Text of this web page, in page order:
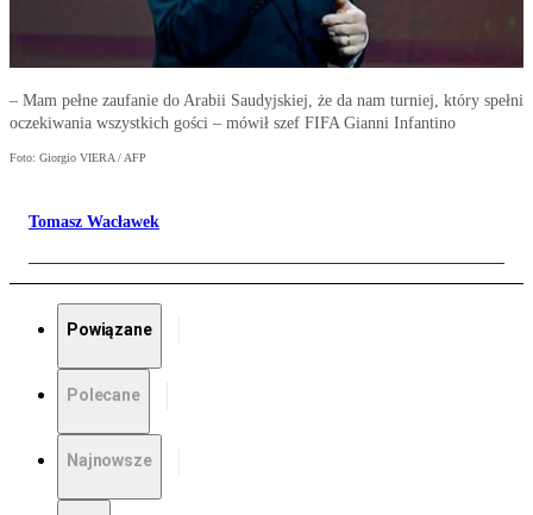
– Mam pełne zaufanie do Arabii Saudyjskiej, że da nam turniej, który spełni
oczekiwania wszystkich gości – mówił szef FIFA Gianni Infantino
Foto: Giorgio VIERA / AFP
Tomasz Wacławek
Powiązane
Polecane
Najnowsze